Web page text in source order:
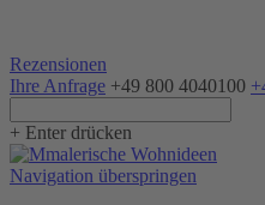
Rezensionen
Ihre Anfrage +49 800 4040100
+ Enter drücken
Navigation überspringen